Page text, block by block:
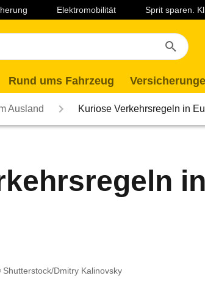
Elektromobilität Sprit sparen.
Rund ums Fahrzeug
Ausland Kuriose Verkehrsregeln in
Shutterstock/Dmitry Kalinovsky